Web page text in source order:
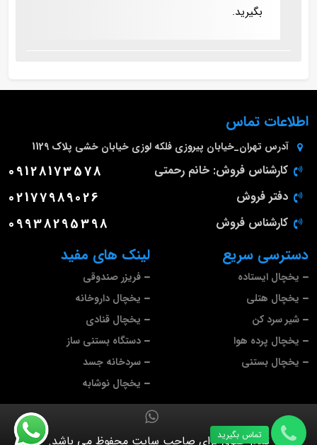
بگیرید.
لینک های مفید
فریزر صندوقی
یخچال داروخانه
یخچال قنادی
دستگاه بستنی ساز
سردخانه جسد
یخچال نوشابه
دسترسی سریع
یخچال ایستاده
یخچال هتلی
شیر سرد کن
یخچال پرده هوا
یخچال بستنی
اطلاعات تماس
آدرس تهران_خیابان پیروزی فلکه لوزی خیابان خشی پلاک 1129
کارشناس فروش: خانم رحمتی 09128173578
دفتر فروش 02177989026
کارشناس فروش 09938295398
تمام حقوق برای صاحب سایت محفوظ می باشد.
تماس بگیرید